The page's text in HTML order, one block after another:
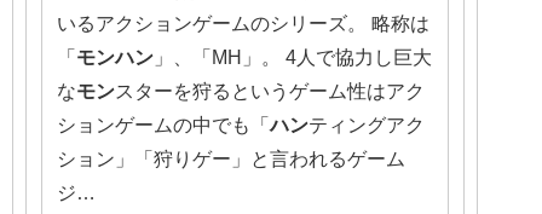
いるアクションゲームのシリーズ。 略称は
「 モンハン 」、「MH」。 4人で協力し巨大
なモンスターを狩るというゲーム性はアク
ションゲームの中でも「 ハンティングアク
ション」「狩りゲー」と言われるゲーム
ジ…